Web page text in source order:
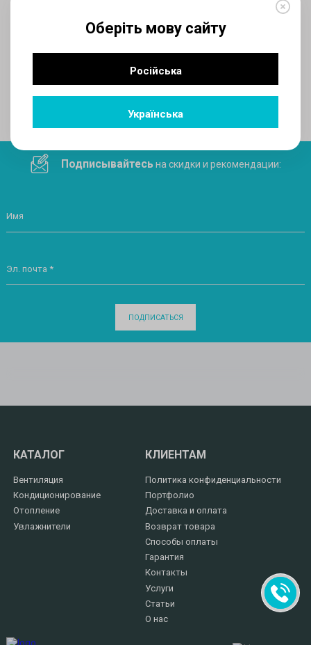
Оберіть мову сайту
Російська
Українська
Поделитесь ссылкой в социальных сетях
Подписывайтесьна скидки и рекомендации:
Имя
Эл. почта *
ПОДПИСАТЬСЯ
КАТАЛОГ
Вентиляция
Кондиционирование
Отопление
Увлажнители
КЛИЕНТАМ
Политика конфиденциальности
Портфолио
Доставка и оплата
Возврат товара
Способы оплаты
Гарантия
Контакты
Услуги
Статьи
О нас